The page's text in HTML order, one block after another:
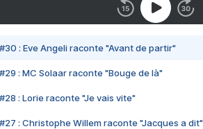
#30 : Eve Angeli raconte "Avant de partir"
#29 : MC Solaar raconte "Bouge de là"
#28 : Lorie raconte "Je vais vite"
#27 : Christophe Willem raconte "Jacques a dit"